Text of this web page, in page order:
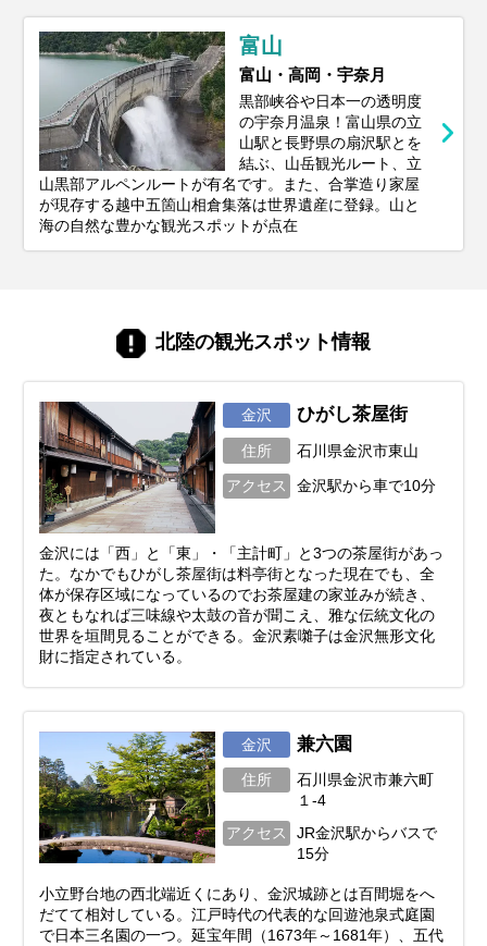
富山
富山・高岡・宇奈月
黒部峡谷や日本一の透明度
の宇奈月温泉！富山県の立
山駅と長野県の扇沢駅とを
結ぶ、山岳観光ルート、立
山黒部アルペンルートが有名です。また、合掌造り家屋
が現存する越中五箇山相倉集落は世界遺産に登録。山と
海の自然な豊かな観光スポットが点在
北陸の観光スポット情報
金沢 ひがし茶屋街
住所 石川県金沢市東山
アクセス 金沢駅から車で10分
金沢には「西」と「東」・「主計町」と3つの茶屋街があっ
た。なかでもひがし茶屋街は料亭街となった現在でも、全
体が保存区域になっているのでお茶屋建の家並みが続き、
夜ともなれば三味線や太鼓の音が聞こえ、雅な伝統文化の
世界を垣間見ることができる。金沢素囃子は金沢無形文化
財に指定されている。
金沢 兼六園
住所
石川県金沢市兼六町
１-4
アクセス
JR金沢駅からバスで
15分
小立野台地の西北端近くにあり、金沢城跡とは百間堀をへ
だてて相対している。江戸時代の代表的な回遊池泉式庭園
で日本三名園の一つ。延宝年間（1673年～1681年）、五代